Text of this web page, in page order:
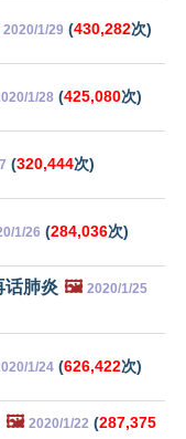
2020/1/29 (430,282次)
1/28 (425,080次)
(320,444次)
1/26 (284,036次)
话肺炎 🖼️ 2020/1/25
1/24 (626,422次)
🖼️ 2020/1/22 (287,375